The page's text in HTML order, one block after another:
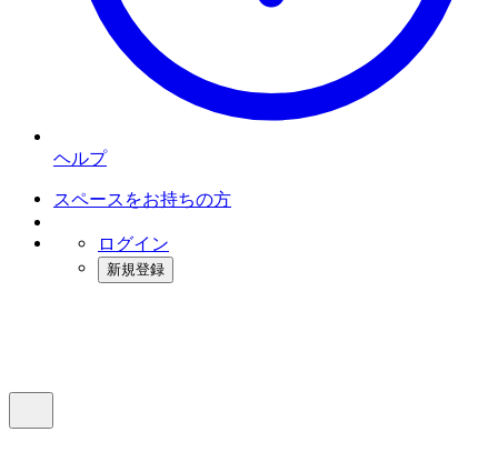
ヘルプ
スペースをお持ちの方
ログイン
新規登録